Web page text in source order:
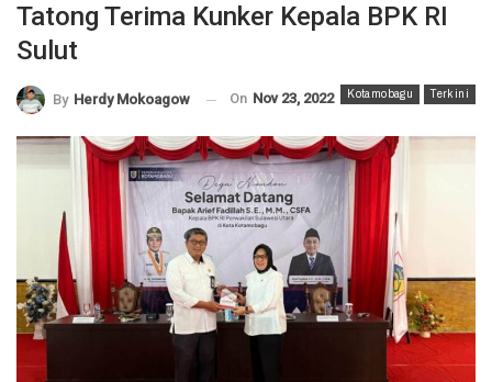
Tatong Terima Kunker Kepala BPK RI
Sulut
Kotamobagu Terkini
By Herdy Mokoagow On Nov 23, 2022